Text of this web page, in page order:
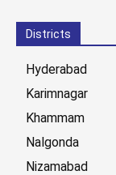
Districts
Hyderabad
Karimnagar
Khammam
Nalgonda
Nizamabad